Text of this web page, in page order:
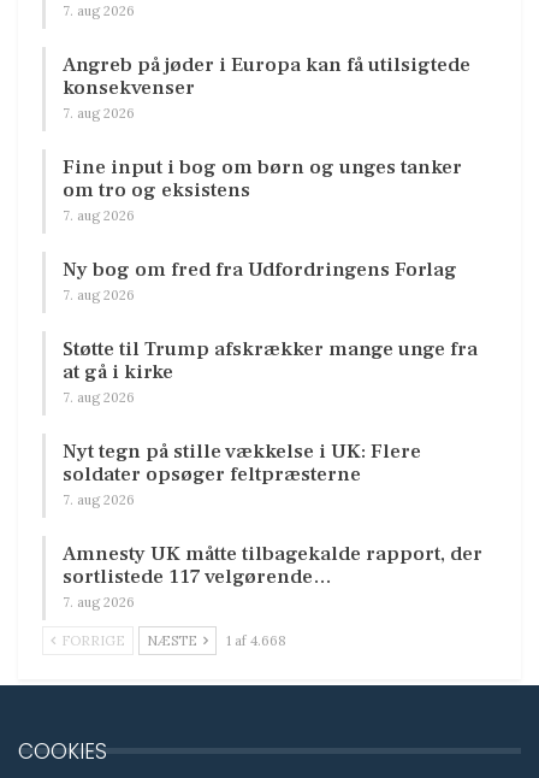
7. aug 2026
Angreb på jøder i Europa kan få utilsigtede
konsekvenser
7. aug 2026
Fine input i bog om børn og unges tanker
om tro og eksistens
7. aug 2026
Ny bog om fred fra Udfordringens Forlag
7. aug 2026
Støtte til Trump afskrækker mange unge fra
at gå i kirke
7. aug 2026
Nyt tegn på stille vækkelse i UK: Flere
soldater opsøger feltpræsterne
7. aug 2026
Amnesty UK måtte tilbagekalde rapport, der
sortlistede 117 velgørende…
7. aug 2026
FORRIGE NÆSTE 1 af 4.668
COOKIES